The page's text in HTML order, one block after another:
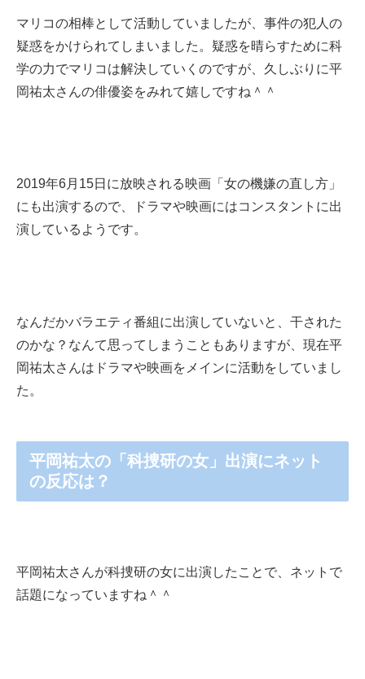
マリコの相棒として活動していましたが、事件の犯人の
疑惑をかけられてしまいました。疑惑を晴らすために科
学の力でマリコは解決していくのですが、久しぶりに平
岡祐太さんの俳優姿をみれて嬉しですね＾＾
2019年6月15日に放映される映画「女の機嫌の直し方」
にも出演するので、ドラマや映画にはコンスタントに出
演しているようです。
なんだかバラエティ番組に出演していないと、干された
のかな？なんて思ってしまうこともありますが、現在平
岡祐太さんはドラマや映画をメインに活動をしていまし
た。
平岡祐太の「科捜研の女」出演にネット
の反応は？
平岡祐太さんが科捜研の女に出演したことで、ネットで
話題になっていますね＾＾